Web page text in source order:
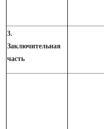
3.
Заключительная
часть